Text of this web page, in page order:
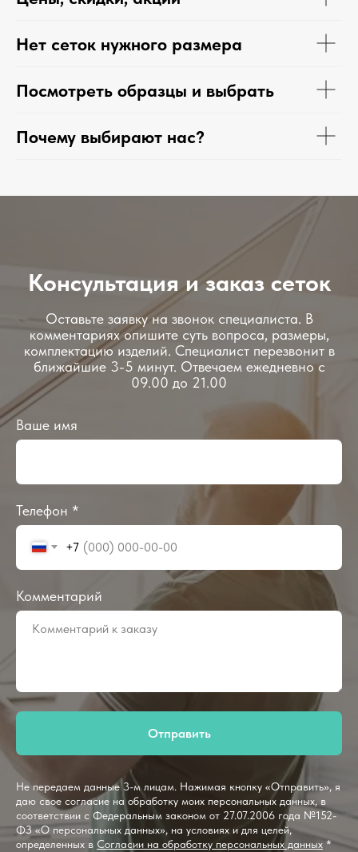
Нет сеток нужного размера
Посмотреть образцы и выбрать
Почему выбирают нас?
Консультация и заказ сеток
Оставьте заявку на звонок специалиста. В
комментариях опишите суть вопроса, размеры,
комплектацию изделий. Специалист перезвонит в
ближайшие 3-5 минут. Отвечаем ежедневно с
09.00 до 21.00
Ваше имя
Телефон *
+7
Комментарий
Отправить
Не передаем данные 3-м лицам. Нажимая кнопку «Отправить», я
даю свое согласие на обработку моих персональных данных, в
соответствии с Федеральным законом от 27.07.2006 года №152-
ФЗ «О персональных данных», на условиях и для целей,
определенных в Согласии на обработку персональных данных *